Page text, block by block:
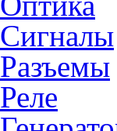
Сигналы
Разъемы
Реле